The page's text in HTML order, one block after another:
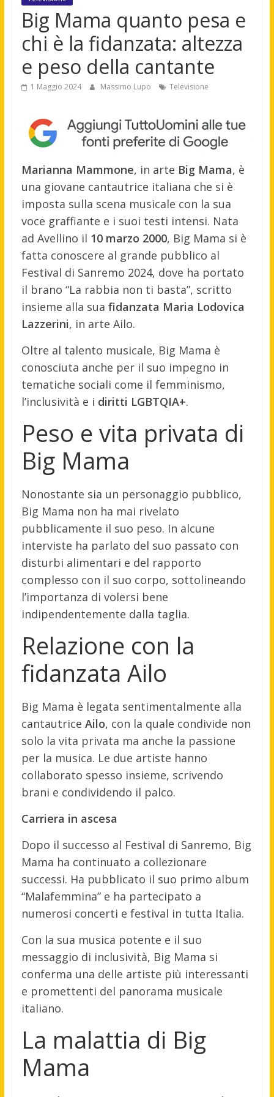
Big Mama quanto pesa e
chi è la fidanzata: altezza
e peso della cantante
1 Maggio 2024 Massimo Lupo Televisione
Marianna Mammone, in arte Big Mama, è
una giovane cantautrice italiana che si è
imposta sulla scena musicale con la sua
voce graffiante e i suoi testi intensi. Nata
ad Avellino il 10 marzo 2000, Big Mama si è
fatta conoscere al grande pubblico al
Festival di Sanremo 2024, dove ha portato
il brano “La rabbia non ti basta”, scritto
insieme alla sua fidanzata Maria Lodovica
Lazzerini, in arte Ailo.
Oltre al talento musicale, Big Mama è
conosciuta anche per il suo impegno in
tematiche sociali come il femminismo,
l’inclusività e i diritti LGBTQIA+.
Peso e vita privata di
Big Mama
Nonostante sia un personaggio pubblico,
Big Mama non ha mai rivelato
pubblicamente il suo peso. In alcune
interviste ha parlato del suo passato con
disturbi alimentari e del rapporto
complesso con il suo corpo, sottolineando
l’importanza di volersi bene
indipendentemente dalla taglia.
Relazione con la
fidanzata Ailo
Big Mama è legata sentimentalmente alla
cantautrice Ailo, con la quale condivide non
solo la vita privata ma anche la passione
per la musica. Le due artiste hanno
collaborato spesso insieme, scrivendo
brani e condividendo il palco.
Carriera in ascesa
Dopo il successo al Festival di Sanremo, Big
Mama ha continuato a collezionare
successi. Ha pubblicato il suo primo album
“Malafemmina” e ha partecipato a
numerosi concerti e festival in tutta Italia.
Con la sua musica potente e il suo
messaggio di inclusività, Big Mama si
conferma una delle artiste più interessanti
e promettenti del panorama musicale
italiano.
La malattia di Big
Mama